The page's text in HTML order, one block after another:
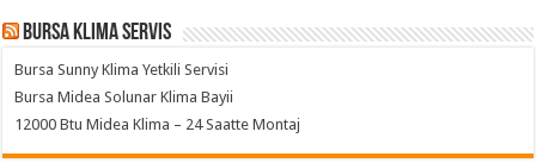
Bursa klima servis
Bursa Sunny Klima Yetkili Servisi
Bursa Midea Solunar Klima Bayii
12000 Btu Midea Klima – 24 Saatte Montaj